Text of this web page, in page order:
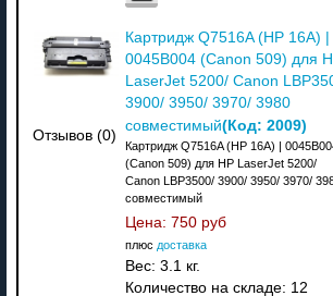
Отзывов (0)
Картридж Q7516A (HP 16A) |
0045B004 (Canon 509) для
LaserJet 5200/ Canon
3900/ 3950/ 3970/ 3980
совместимый(Код: 2009)
Картридж Q7516A (HP 16A) |
(Canon 509) для HP LaserJet 5200/
Canon LBP3500/ 3900/ 3950/ 3970/
совместимый
Цена: 750 руб
плюс доставка
Вес: 3.1 кг.
Количество на складе: 12